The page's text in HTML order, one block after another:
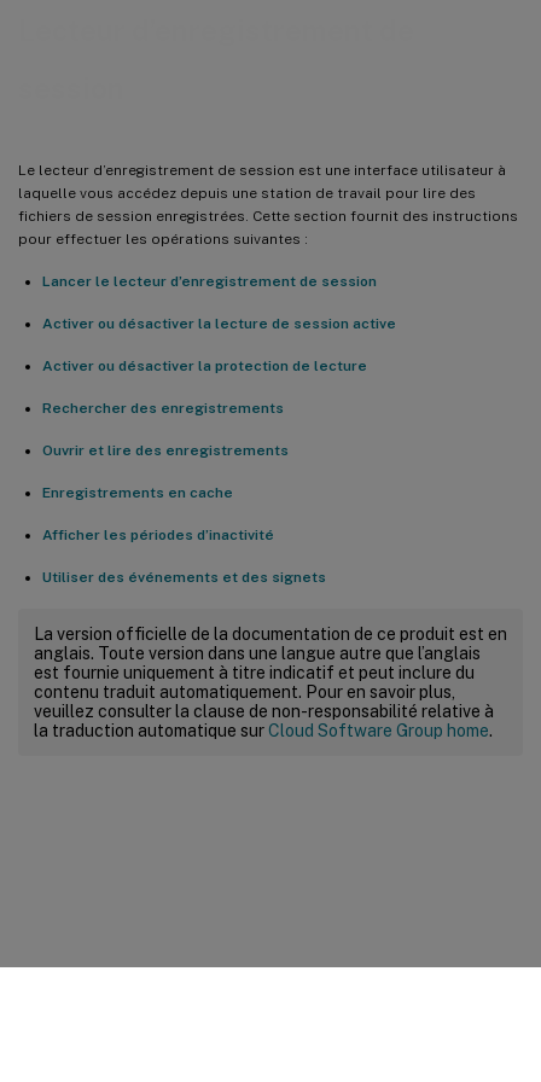
Le lecteur d’enregistrement de session est une interface utilisateur à
laquelle vous accédez depuis une station de travail pour lire des
fichiers de session enregistrées. Cette section fournit des instructions
pour effectuer les opérations suivantes :
Lancer le lecteur d’enregistrement de session
Activer ou désactiver la lecture de session active
Activer ou désactiver la protection de lecture
Rechercher des enregistrements
Ouvrir et lire des enregistrements
Enregistrements en cache
Afficher les périodes d’inactivité
Utiliser des événements et des signets
La version officielle de la documentation de ce produit est en
anglais. Toute version dans une langue autre que l’anglais
est fournie uniquement à titre indicatif et peut inclure du
contenu traduit automatiquement. Pour en savoir plus,
veuillez consulter la clause de non-responsabilité relative à
la traduction automatique surCloud Software Group home.